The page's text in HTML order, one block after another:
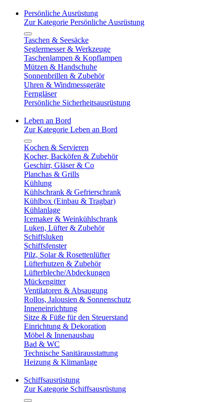
Persönliche Ausrüstung
Zur Kategorie Persönliche Ausrüstung
Taschen & Seesäcke
Seglermesser & Werkzeuge
Taschenlampen & Kopflampen
Mützen & Handschuhe
Sonnenbrillen & Zubehör
Uhren & Windmessgeräte
Ferngläser
Persönliche Sicherheitsausrüstung
Leben an Bord
Zur Kategorie Leben an Bord
Kochen & Servieren
Kocher, Backöfen & Zubehör
Geschirr, Gläser & Co
Planchas & Grills
Kühlung
Kühlschrank & Gefrierschrank
Kühlbox (Einbau & Tragbar)
Kühlanlage
Icemaker & Weinkühlschrank
Luken, Lüfter & Zubehör
Schiffsluken
Schiffsfenster
Pilz, Solar & Rosettenlüfter
Lüfterhutzen & Zubehör
Lüfterbleche/Abdeckungen
Mückengitter
Ventilatoren & Absaugung
Rollos, Jalousien & Sonnenschutz
Inneneinrichtung
Sitze & Füße für den Steuerstand
Einrichtung & Dekoration
Möbel & Innenausbau
Bad & WC
Technische Sanitärausstattung
Heizung & Klimanlage
Schiffsausrüstung
Zur Kategorie Schiffsausrüstung